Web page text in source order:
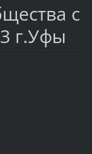
с
г.Уфы